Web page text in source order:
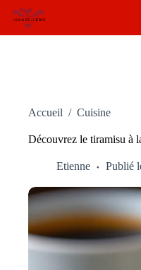
Passer
contenu
Accueil / Cuisine
Découvrez le tiramisu à
Etienne Publié